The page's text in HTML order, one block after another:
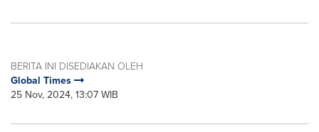
BERITA INI DISEDIAKAN OLEH
Global Times
25 Nov, 2024, 13:07 WIB